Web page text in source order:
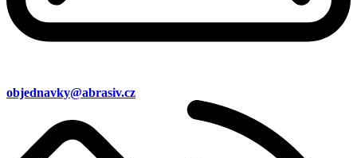
objednavky@abrasiv.cz